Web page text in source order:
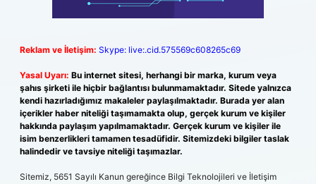
Reklam ve İletişim: Skype: live:.cid.575569c608265c69
Yasal Uyarı: Bu internet sitesi, herhangi bir marka, kurum veya
şahıs şirketi ile hiçbir bağlantısı bulunmamaktadır. Sitede yalnızca
kendi hazırladığımız makaleler paylaşılmaktadır. Burada yer alan
içerikler haber niteliği taşımamakta olup, gerçek kurum ve kişiler
hakkında paylaşım yapılmamaktadır. Gerçek kurum ve kişiler ile
isim benzerlikleri tamamen tesadüfidir. Sitemizdeki bilgiler taslak
halindedir ve tavsiye niteliği taşımazlar.
Sitemiz, 5651 Sayılı Kanun gereğince Bilgi Teknolojileri ve İletişim